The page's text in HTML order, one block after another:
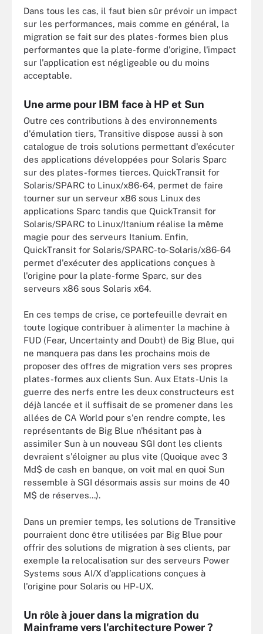
Dans tous les cas, il faut bien sûr prévoir un impact
sur les performances, mais comme en général, la
migration se fait sur des plates-formes bien plus
performantes que la plate-forme d'origine, l'impact
sur l'application est négligeable ou du moins
acceptable.
Une arme pour IBM face à HP et Sun
Outre ces contributions à des environnements
d'émulation tiers, Transitive dispose aussi à son
catalogue de trois solutions permettant d'exécuter
des applications développées pour Solaris Sparc
sur des plates-formes tierces. QuickTransit for
Solaris/SPARC to Linux/x86-64, permet de faire
tourner sur un serveur x86 sous Linux des
applications Sparc tandis que QuickTransit for
Solaris/SPARC to Linux/Itanium réalise la même
magie pour des serveurs Itanium. Enfin,
QuickTransit for Solaris/SPARC-to-Solaris/x86-64
permet d'exécuter des applications conçues à
l'origine pour la plate-forme Sparc, sur des
serveurs x86 sous Solaris x64.
En ces temps de crise, ce portefeuille devrait en
toute logique contribuer à alimenter la machine à
FUD (Fear, Uncertainty and Doubt) de Big Blue, qui
ne manquera pas dans les prochains mois de
proposer des offres de migration vers ses propres
plates-formes aux clients Sun. Aux Etats-Unis la
guerre des nerfs entre les deux constructeurs est
déjà lancée et il suffisait de se promener dans les
allées de CA World pour s'en rendre compte, les
représentants de Big Blue n'hésitant pas à
assimiler Sun à un nouveau SGI dont les clients
devraient s'éloigner au plus vite (Quoique avec 3
Md$ de cash en banque, on voit mal en quoi Sun
ressemble à SGI désormais assis sur moins de 40
M$ de réserves...).
Dans un premier temps, les solutions de Transitive
pourraient donc être utilisées par Big Blue pour
offrir des solutions de migration à ses clients, par
exemple la relocalisation sur des serveurs Power
Systems sous AI/X d'applications conçues à
l'origine pour Solaris ou HP-UX.
Un rôle à jouer dans la migration du
Mainframe vers l'architecture Power ?